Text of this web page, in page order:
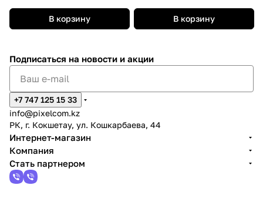
В корзину В корзину
Подписаться на новости и акции
+7 747 125 15 33
info@pixelcom.kz
РК, г. Кокшетау, ул. Кошкарбаева, 44
Интернет-магазин
Компания
Стать партнером